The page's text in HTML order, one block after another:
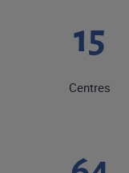
15
Centres